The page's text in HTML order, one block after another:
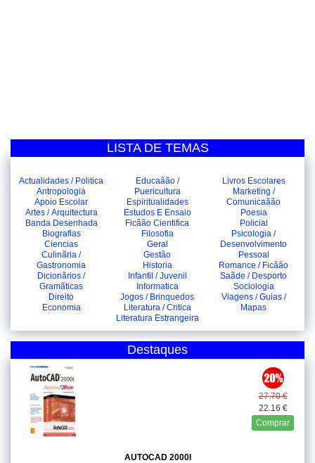
LISTA DE TEMAS
Actualidades / Politica
Antropologia
Apoio Escolar
Artes / Arquitectura
Banda Desenhada
Biografias
Ciencias
Culinãria /
Gastronomia
Dicionãrios /
Gramãticas
Direito
Economia
Educaãão /
Puericultura
Espiritualidades
Estudos E Ensaio
Ficãão Cientifica
Filosofia
Geral
Gestão
Historia
Infantil / Juvenil
Informatica
Jogos / Brinquedos
Literatura / Critica
Literatura Estrangeira
Livros Escolares
Marketing /
Comunicaãão
Poesia
Policial
Psicologia /
Desenvolvimento
Pessoal
Romance / Ficãão
Saãde / Desporto
Sociologia
Viagens / Guias /
Mapas
Destaques
27.70 €
22.16 €
Comprar
AUTOCAD 2000I